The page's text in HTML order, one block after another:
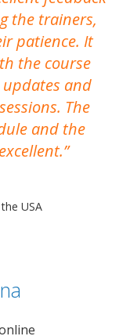
the trainers,
patience. It
the course
and
The
and the
USA